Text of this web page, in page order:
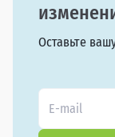
Оставьте